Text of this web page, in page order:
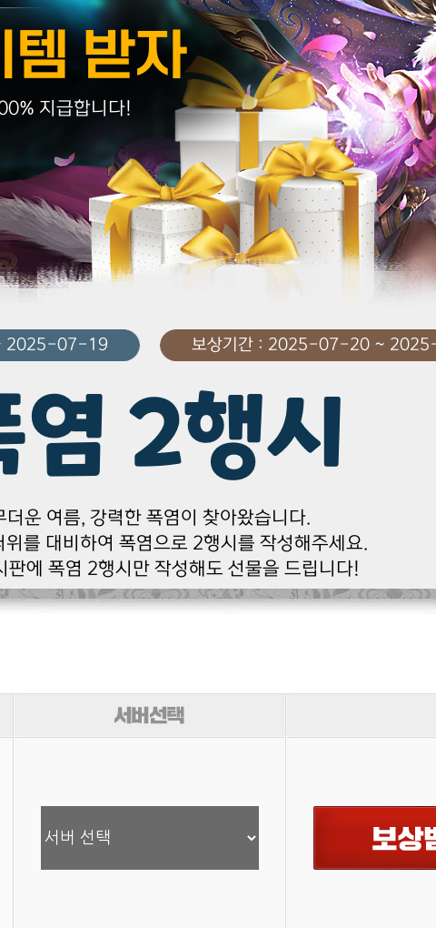
템 받자
지급합니다!
2025-07-19 보상기간 : 2025-07-20 ~
염 2행시
더운 여름, 강력한 폭염이 찾아왔습니다.
위를 대비하여 폭염으로 2행시를 작성해주세요.
판에 폭염 2행시만 작성해도 선물을 드립니다!